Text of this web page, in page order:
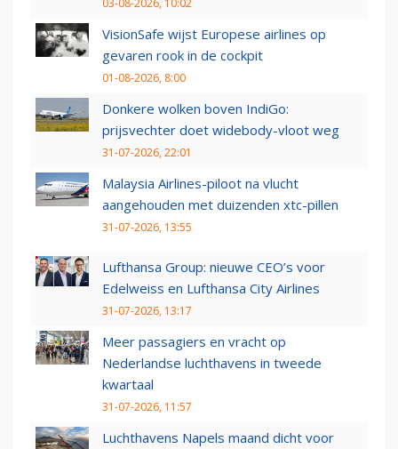
03-08-2026, 10:02
VisionSafe wijst Europese airlines op
gevaren rook in de cockpit
01-08-2026, 8:00
Donkere wolken boven IndiGo:
prijsvechter doet widebody-vloot weg
31-07-2026, 22:01
Malaysia Airlines-piloot na vlucht
aangehouden met duizenden xtc-pillen
31-07-2026, 13:55
Lufthansa Group: nieuwe CEO’s voor
Edelweiss en Lufthansa City Airlines
31-07-2026, 13:17
Meer passagiers en vracht op
Nederlandse luchthavens in tweede
kwartaal
31-07-2026, 11:57
Luchthavens Napels maand dicht voor